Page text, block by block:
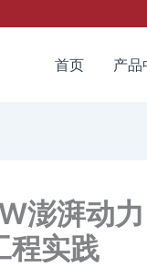
首页 产品
澎湃动
程实践